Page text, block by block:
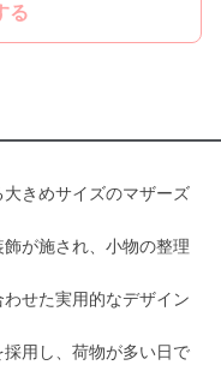
る
きめサイズのマザーズ
が施され、小物の整理
せた実用的なデザイン
用し、荷物が多い日で